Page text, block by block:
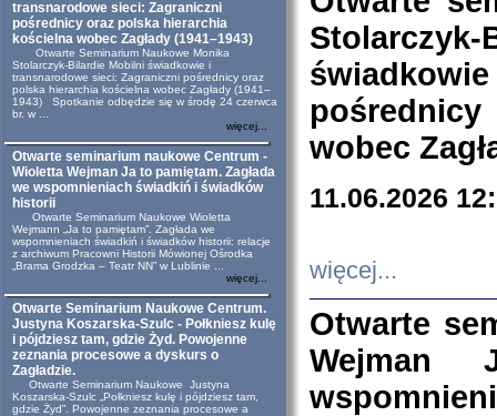
transnarodowe sieci: Zagraniczni
pośrednicy oraz polska hierarchia
kościelna wobec Zagłady (1941–1943)
Otwarte Seminarium Naukowe Monika
Stolarczyk-Bilardie Mobilni świadkowie i
transnarodowe sieci: Zagraniczni pośrednicy oraz
polska hierarchia kościelna wobec Zagłady (1941–
1943) Spotkanie odbędzie się w środę 24 czerwca
br. w ...
więcej...
Otwarte seminarium naukowe Centrum -
Wioletta Wejman Ja to pamiętam. Zagłada
we wspomnieniach świadkiń i świadków
historii
Otwarte Seminarium Naukowe Wioletta
Wejmann „Ja to pamiętam”. Zagłada we
wspomnieniach świadkiń i świadków historii: relacje
z archiwum Pracowni Historii Mówionej Ośrodka
„Brama Grodzka – Teatr NN” w Lublinie ...
więcej...
Otwarte Seminarium Naukowe Centrum.
Justyna Koszarska-Szulc - Połkniesz kulę
i pójdziesz tam, gdzie Żyd. Powojenne
zeznania procesowe a dyskurs o
Zagładzie.
Otwarte Seminarium Naukowe Justyna
Koszarska-Szulc „Połkniesz kulę i pójdziesz tam,
gdzie Żyd”. Powojenne zeznania procesowe a
wobec
11.06.2026
więcej...
Otwarte
Wejman